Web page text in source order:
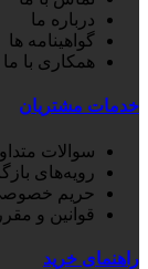
درباره ما
گواهینامه ها
همکاری با ما
خدمات مشتریان
سوالات
رویه‌های
حریم
قوانین و
راهنمای خرید